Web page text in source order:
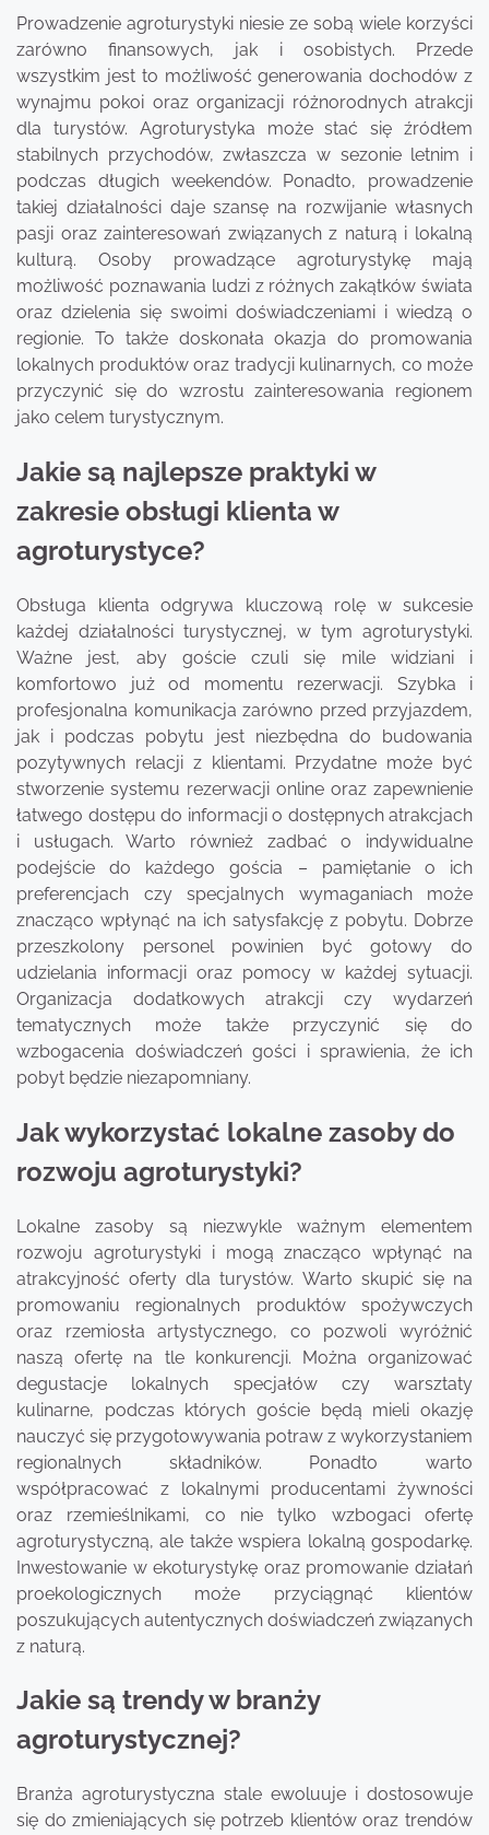
Prowadzenie agroturystyki niesie ze sobą wiele korzyści
zarówno finansowych, jak i osobistych. Przede
wszystkim jest to możliwość generowania dochodów z
wynajmu pokoi oraz organizacji różnorodnych atrakcji
dla turystów. Agroturystyka może stać się źródłem
stabilnych przychodów, zwłaszcza w sezonie letnim i
podczas długich weekendów. Ponadto, prowadzenie
takiej działalności daje szansę na rozwijanie własnych
pasji oraz zainteresowań związanych z naturą i lokalną
kulturą. Osoby prowadzące agroturystykę mają
możliwość poznawania ludzi z różnych zakątków świata
oraz dzielenia się swoimi doświadczeniami i wiedzą o
regionie. To także doskonała okazja do promowania
lokalnych produktów oraz tradycji kulinarnych, co może
przyczynić się do wzrostu zainteresowania regionem
jako celem turystycznym.
Jakie są najlepsze praktyki w
zakresie obsługi klienta w
agroturystyce?
Obsługa klienta odgrywa kluczową rolę w sukcesie
każdej działalności turystycznej, w tym agroturystyki.
Ważne jest, aby goście czuli się mile widziani i
komfortowo już od momentu rezerwacji. Szybka i
profesjonalna komunikacja zarówno przed przyjazdem,
jak i podczas pobytu jest niezbędna do budowania
pozytywnych relacji z klientami. Przydatne może być
stworzenie systemu rezerwacji online oraz zapewnienie
łatwego dostępu do informacji o dostępnych atrakcjach
i usługach. Warto również zadbać o indywidualne
podejście do każdego gościa – pamiętanie o ich
preferencjach czy specjalnych wymaganiach może
znacząco wpłynąć na ich satysfakcję z pobytu. Dobrze
przeszkolony personel powinien być gotowy do
udzielania informacji oraz pomocy w każdej sytuacji.
Organizacja dodatkowych atrakcji czy wydarzeń
tematycznych może także przyczynić się do
wzbogacenia doświadczeń gości i sprawienia, że ich
pobyt będzie niezapomniany.
Jak wykorzystać lokalne zasoby do
rozwoju agroturystyki?
Lokalne zasoby są niezwykle ważnym elementem
rozwoju agroturystyki i mogą znacząco wpłynąć na
atrakcyjność oferty dla turystów. Warto skupić się na
promowaniu regionalnych produktów spożywczych
oraz rzemiosła artystycznego, co pozwoli wyróżnić
naszą ofertę na tle konkurencji. Można organizować
degustacje lokalnych specjałów czy warsztaty
kulinarne, podczas których goście będą mieli okazję
nauczyć się przygotowywania potraw z wykorzystaniem
regionalnych składników. Ponadto warto
współpracować z lokalnymi producentami żywności
oraz rzemieślnikami, co nie tylko wzbogaci ofertę
agroturystyczną, ale także wspiera lokalną gospodarkę.
Inwestowanie w ekoturystykę oraz promowanie działań
proekologicznych może przyciągnąć klientów
poszukujących autentycznych doświadczeń związanych
z naturą.
Jakie są trendy w branży
agroturystycznej?
Branża agroturystyczna stale ewoluuje i dostosowuje
się do zmieniających się potrzeb klientów oraz trendów